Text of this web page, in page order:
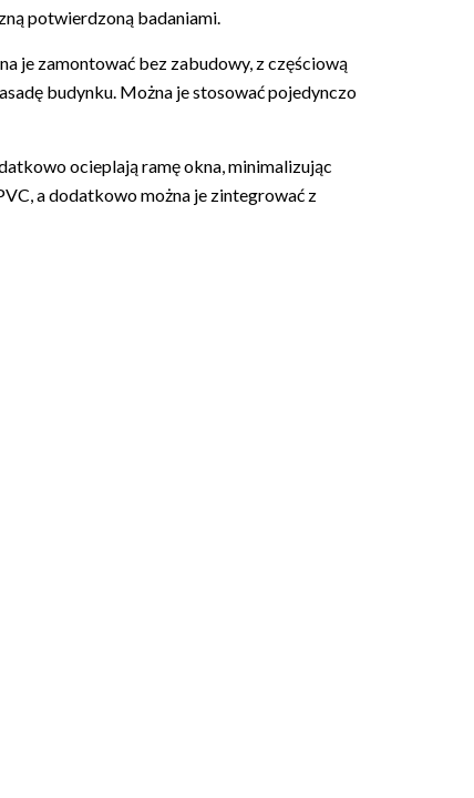
potwierdzoną badaniami.
je zamontować bez zabudowy, z częściową
budynku. Można je stosować pojedynczo
ocieplają ramę okna, minimalizując
a dodatkowo można je zintegrować z